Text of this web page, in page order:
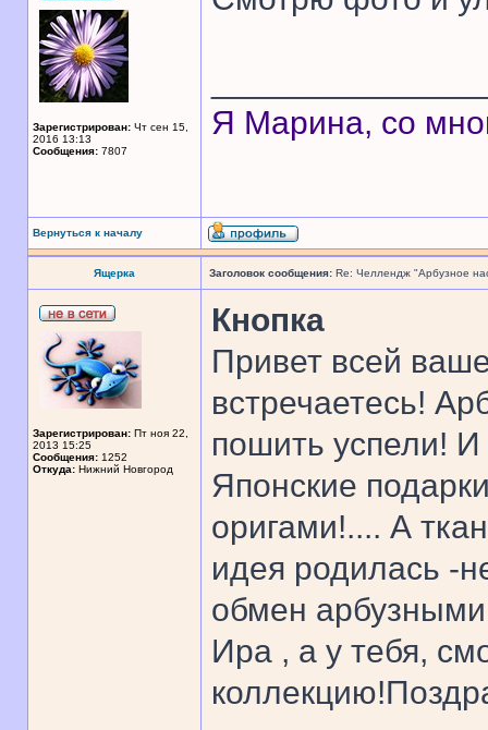
Зарегистрирован: Чт сен 15,
2016 13:13
Сообщения: 7807
Я Марина, со
Вернуться к началу
Ящерка Заголовок сообщения: Re: Челлендж "Арбузное
Зарегистрирован: Пт ноя 22,
2013 15:25
Сообщения: 1252
Откуда: Нижний Новгород
Кнопка
Привет всей
встречаетесь!
пошить успели!
Японские
оригами!.... А
идея родилась -
обмен
Ира , а у тебя,